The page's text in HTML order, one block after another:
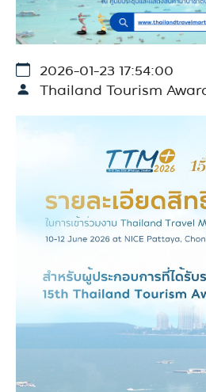
2026-01-23 17:54:00
Thailand Tourism